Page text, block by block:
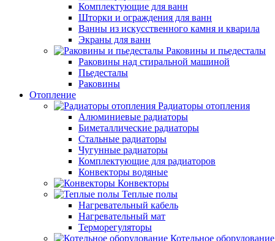
Комплектующие для ванн
Шторки и ограждения для ванн
Ванны из искусственного камня и кварила
Экраны для ванн
Раковины и пьедесталы
Раковины над стиральной машиной
Пьедесталы
Раковины
Отопление
Радиаторы отопления
Алюминиевые радиаторы
Биметаллические радиаторы
Стальные радиаторы
Чугунные радиаторы
Комплектующие для радиаторов
Конвекторы водяные
Конвекторы
Теплые полы
Нагревательный кабель
Нагревательный мат
Терморегуляторы
Котельное оборудование